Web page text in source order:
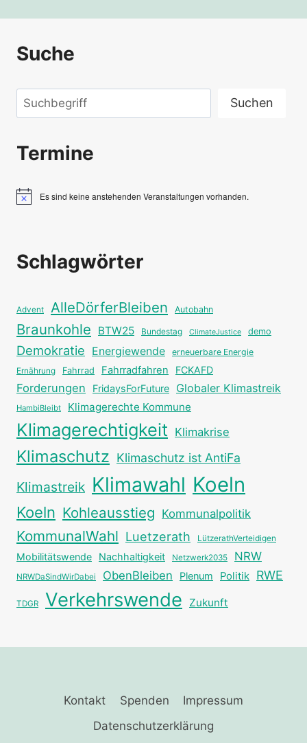
Suche
Suchen Suchen
Termine
HinweisEs sind keine anstehenden Veranstaltungen vorhanden.
Schlagwörter
Advent AlleDörferBleiben Autobahn
Braunkohle BTW25 Bundestag ClimateJustice demo
Demokratie Energiewende erneuerbare Energie
Ernährung Fahrrad Fahrradfahren FCKAFD
Forderungen FridaysForFuture Globaler Klimastreik
HambiBleibt Klimagerechte Kommune
Klimagerechtigkeit Klimakrise
Klimaschutz Klimaschutz ist AntiFa
Klimastreik Klimawahl Koeln
Koeln Kohleausstieg Kommunalpolitik
KommunalWahl Luetzerath LützerathVerteidigen
Mobilitätswende Nachhaltigkeit Netzwerk2035 NRW
NRWDaSindWirDabei ObenBleiben Plenum Politik RWE
TDGR Verkehrswende Zukunft
Kontakt Spenden
Impressum
Datenschutzerklärung